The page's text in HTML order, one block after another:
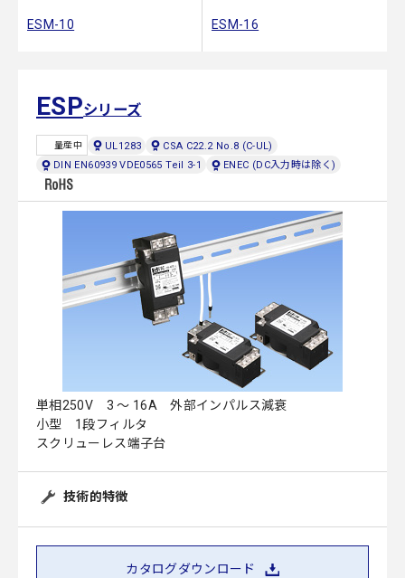
ESM-10 ESM-16
ESPシリーズ
量産中 UL1283
CSA C22.2 No.8 (C-UL)
DIN EN60939 VDE0565 Teil 3-1
ENEC (DC入力時は除く)
単相250V 3 ～ 16A 外部インパルス減衰
小型 1段フィルタ
スクリューレス端子台
技術的特徴
カタログダウンロード